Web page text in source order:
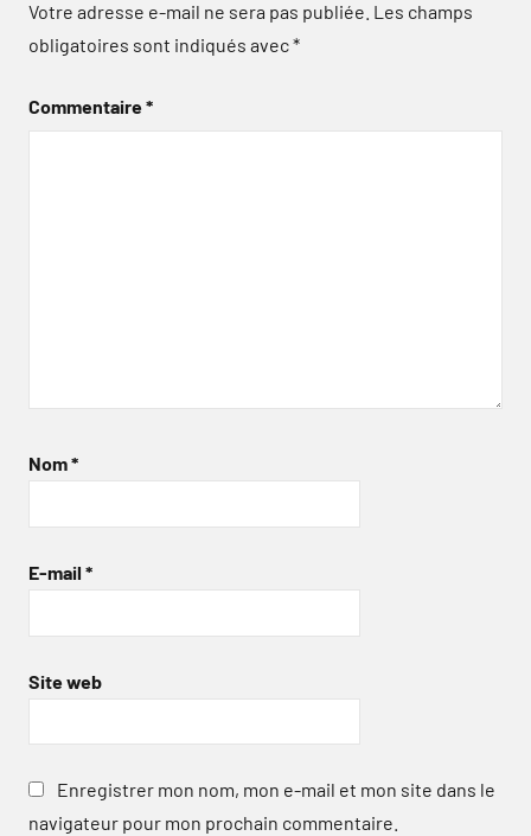
Votre adresse e-mail ne sera pas publiée. Les champs
obligatoires sont indiqués avec*
Commentaire*
Nom*
E-mail *
Site web
Enregistrer mon nom, mon e-mail et mon site dans le
navigateur pour mon prochain commentaire.